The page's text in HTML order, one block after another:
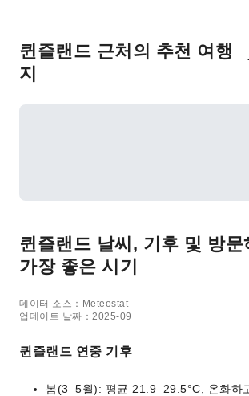
퀸즐랜드 근처의 추천 여행
지
퀸즐랜드 날씨, 기후 및 방문
가장 좋은 시기
데이터 소스：Meteostat
업데이트 날짜：2025-09
퀸즐랜드 연중 기후
봄(3–5월): 평균 21.9–29.5°C, 온화하